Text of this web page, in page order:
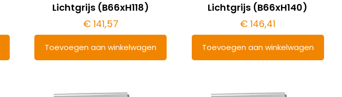
Lichtgrijs (B66xH118)
€141,57
Toevoegen aan winkelwagen
Lichtgrijs (B66xH140)
€ 146,41
Toevoegen aan winkelwagen